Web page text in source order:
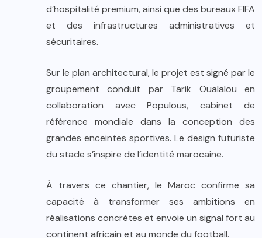
d’hospitalité premium, ainsi que des bureaux FIFA
et des infrastructures administratives et
sécuritaires.
Sur le plan architectural, le projet est signé par le
groupement conduit par Tarik Oualalou en
collaboration avec Populous, cabinet de
référence mondiale dans la conception des
grandes enceintes sportives. Le design futuriste
du stade s’inspire de l’identité marocaine.
À travers ce chantier, le Maroc confirme sa
capacité à transformer ses ambitions en
réalisations concrètes et envoie un signal fort au
continent africain et au monde du football.